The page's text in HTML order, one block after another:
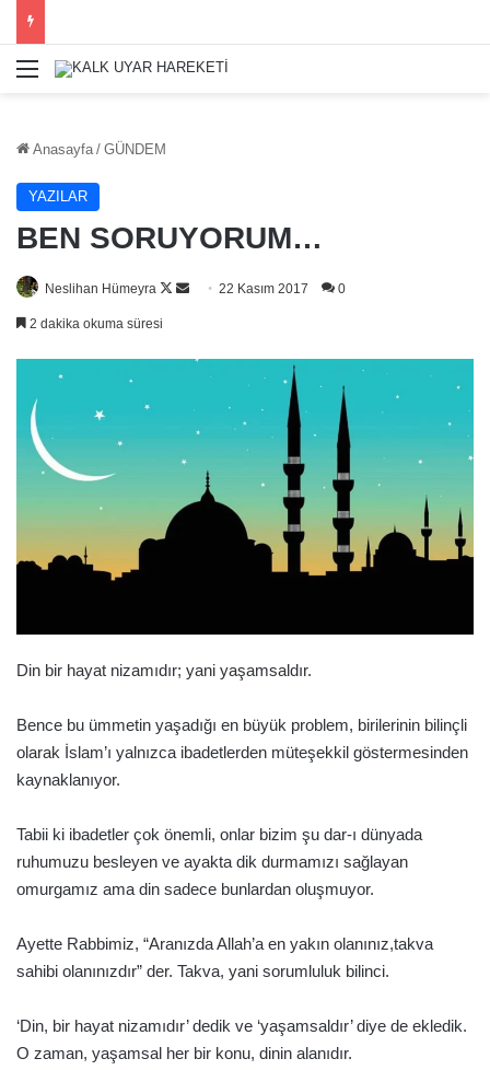
Menü
Anasayfa / GÜNDEM
YAZILAR
BEN SORUYORUM…
Neslihan Hümeyra
Follow
Bir
göndermek
22 Kasım 2017 0
2 dakika okuma süresi
Din bir hayat nizamıdır; yani yaşamsaldır.
Bence bu ümmetin yaşadığı en büyük problem, birilerinin bilinçli
olarak İslam’ı yalnızca ibadetlerden müteşekkil göstermesinden
kaynaklanıyor.
Tabii ki ibadetler çok önemli, onlar bizim şu dar-ı dünyada
ruhumuzu besleyen ve ayakta dik durmamızı sağlayan
omurgamız ama din sadece bunlardan oluşmuyor.
Ayette Rabbimiz, “Aranızda Allah’a en yakın olanınız,takva
sahibi olanınızdır” der. Takva, yani sorumluluk bilinci.
‘Din, bir hayat nizamıdır’ dedik ve ‘yaşamsaldır’ diye de ekledik.
O zaman, yaşamsal her bir konu, dinin alanıdır.